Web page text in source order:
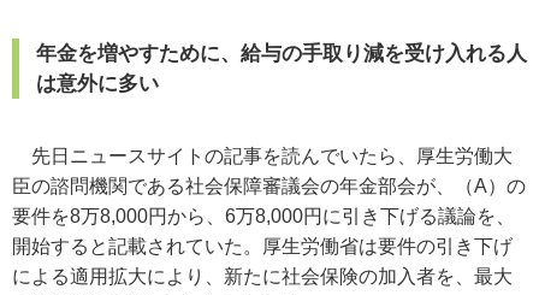
年金を増やすために、給与の手取り減を受け入れる人
は意外に多い
先日ニュースサイトの記事を読んでいたら、厚生労働大
臣の諮問機関である社会保障審議会の年金部会が、（A）の
要件を8万8,000円から、6万8,000円に引き下げる議論を、
開始すると記載されていた。厚生労働省は要件の引き下げ
による適用拡大により、新たに社会保険の加入者を、最大